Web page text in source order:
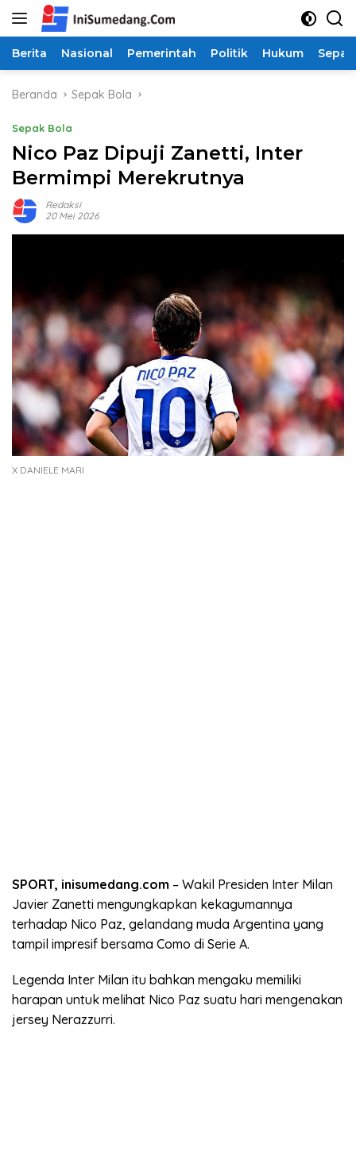
Langsung
Berita Nasional Pemerintah Politik Hukum
Beranda Sepak Bola
Sepak Bola
Nico Paz Dipuji Zanetti, Inter
Bermimpi Merekrutnya
Redaksi
20 Mei 2026
X DANIELE MARI
SPORT, inisumedang.com – Wakil Presiden Inter Milan
Javier Zanetti mengungkapkan kekagumannya
terhadap Nico Paz, gelandang muda Argentina yang
tampil impresif bersama Como di Serie A.
Legenda Inter Milan itu bahkan mengaku memiliki
harapan untuk melihat Nico Paz suatu hari mengenakan
jersey Nerazzurri.